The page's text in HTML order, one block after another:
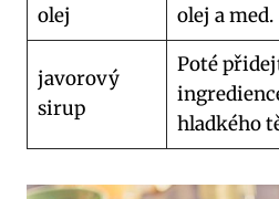
olej
olej a med.
javorový
sirup
Poté
hladkého